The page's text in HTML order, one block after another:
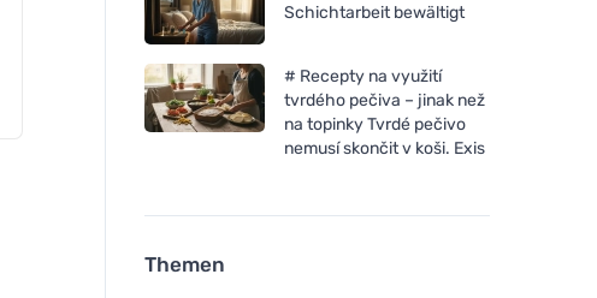
Neobotanics Mood-Balance
psychisches Wohlbefinden
und geistiges
Schichtarbeit bewältigt
# Recepty na využití
tvrdého pečiva – jinak než
na topinky Tvrdé pečivo
nemusí skončit v koši. Exis
Themen